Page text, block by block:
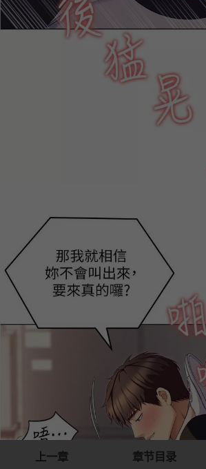
上一章 章节目录